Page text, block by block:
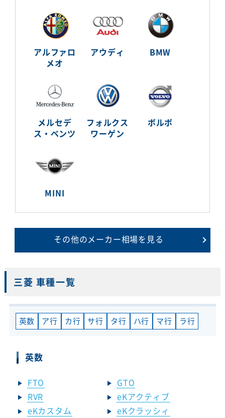
アルファロ
メオ
アウディ BMW
メルセデ
ス・ベンツ
フォルクス
ワーゲン
ボルボ
MINI
その他のメーカー相場を見る
三菱 車種一覧
英数 ア行 カ行 サ行 タ行 ハ行 マ行 ラ行
英数
FTO
GTO
RVR
eKアクティブ
eKカスタム
eKクラッシィ